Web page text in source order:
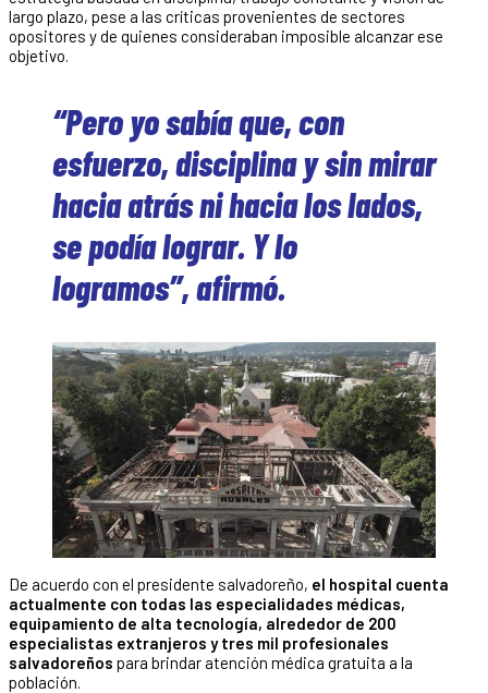
largo plazo, pese a las críticas provenientes de sectores
opositores y de quienes consideraban imposible alcanzar ese
objetivo.
“Pero yo sabía que, con
esfuerzo, disciplina y sin mirar
hacia atrás ni hacia los lados,
se podía lograr. Y lo
logramos”, afirmó.
De acuerdo con el presidente salvadoreño, el hospital cuenta
actualmente con todas las especialidades médicas,
equipamiento de alta tecnología, alrededor de 200
especialistas extranjeros y tres mil profesionales
salvadoreños para brindar atención médica gratuita a la
población.